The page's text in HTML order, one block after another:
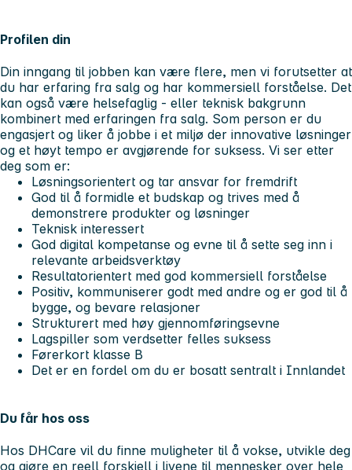
Profilen din
Din inngang til jobben kan være flere, men vi forutsetter at
du har erfaring fra salg og har kommersiell forståelse. Det
kan også være helsefaglig - eller teknisk bakgrunn
kombinert med erfaringen fra salg. Som person er du
engasjert og liker å jobbe i et miljø der innovative løsninger
og et høyt tempo er avgjørende for suksess. Vi ser etter
deg som er:
Løsningsorientert og tar ansvar for fremdrift
God til å formidle et budskap og trives med å
demonstrere produkter og løsninger
Teknisk interessert
God digital kompetanse og evne til å sette seg inn i
relevante arbeidsverktøy
Resultatorientert med god kommersiell forståelse
Positiv, kommuniserer godt med andre og er god til å
bygge, og bevare relasjoner
Strukturert med høy gjennomføringsevne
Lagspiller som verdsetter felles suksess
Førerkort klasse B
Det er en fordel om du er bosatt sentralt i Innlandet
Du får hos oss
Hos DHCare vil du finne muligheter til å vokse, utvikle deg
og gjøre en reell forskjell i livene til mennesker over hele